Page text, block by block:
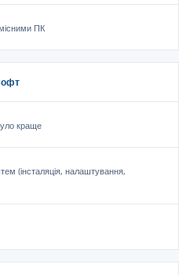
ПК
краще
(інсталяція, налаштування,